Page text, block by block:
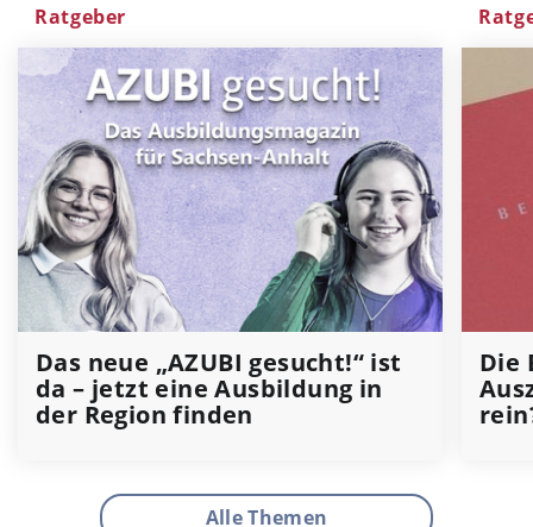
Ratgeber
Das neue „AZUBI gesucht!“ ist
da – jetzt eine Ausbildung in
der Region finden
Die
Alle Themen